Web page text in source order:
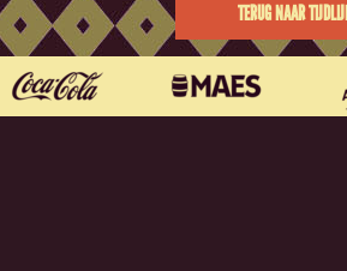
TERUG NAAR